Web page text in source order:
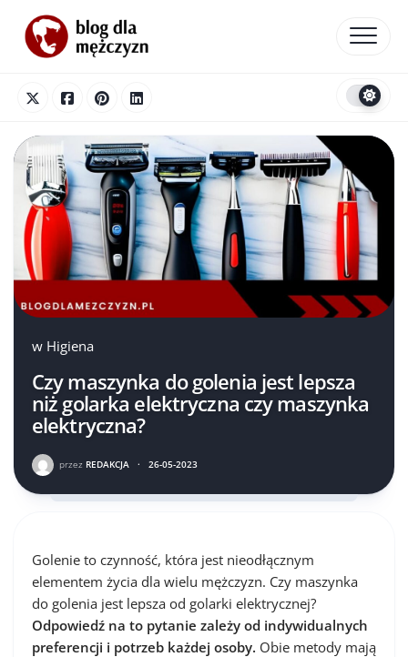
content
w Higiena
Czy maszynka do golenia jest lepsza
niż golarka elektryczna czy maszynka
elektryczna?
przez REDAKCJA · 26-05-2023
Golenie to czynność, która jest nieodłącznym
elementem życia dla wielu mężczyzn. Czy maszynka
do golenia jest lepsza od golarki elektrycznej?
Odpowiedź na to pytanie zależy od indywidualnych
preferencji i potrzeb każdej osoby. Obie metody mają